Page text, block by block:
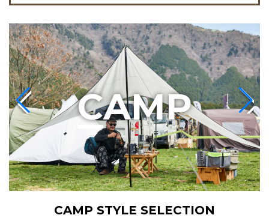
CAMP STYLE SELECTION
CAMP